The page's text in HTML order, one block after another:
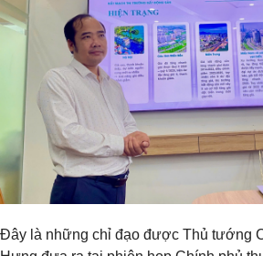
Đây là những chỉ đạo được Thủ tướng